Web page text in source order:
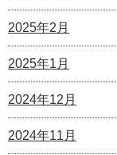
2025年2月
2025年1月
2024年12月
2024年11月